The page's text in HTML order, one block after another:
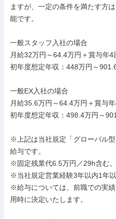
ますが、一定の条件を満たす方
能です。
一般スタッフ入社の場合
月給32万円～64.4万円＋賞与年4
初年度想定年収：448万円～
一般EX入社の場合
月給35.6万円～64.4万円＋賞与
初年度想定年収：498.4万円～
※上記は当社規定「グローバル
給与です。
※固定残業代6.5万円／29h含む
※当社規定営業経験3年以内1年
※給与については、前職での実
用時に決定いたします。